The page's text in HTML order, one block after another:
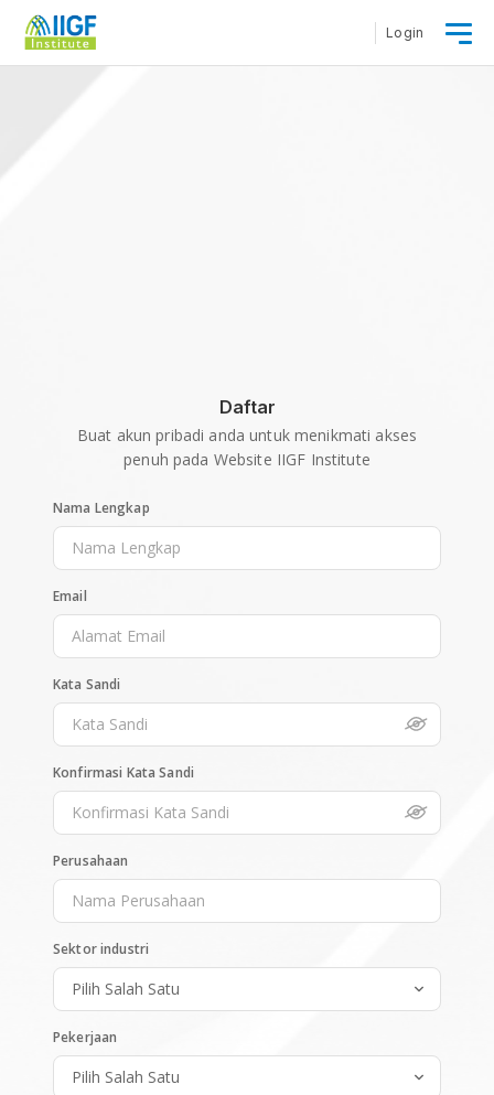
Login
Daftar
Buat akun pribadi anda untuk menikmati akses
penuh pada Website IIGF Institute
Nama Lengkap
Email
Kata Sandi
Konfirmasi Kata Sandi
Perusahaan
Sektor industri
Pekerjaan